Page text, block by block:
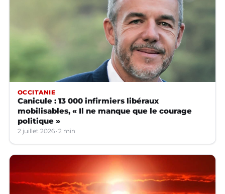
OCCITANIE
Canicule : 13 000 infirmiers libéraux
mobilisables, « Il ne manque que le courage
politique »
2 juillet 2026 2 min